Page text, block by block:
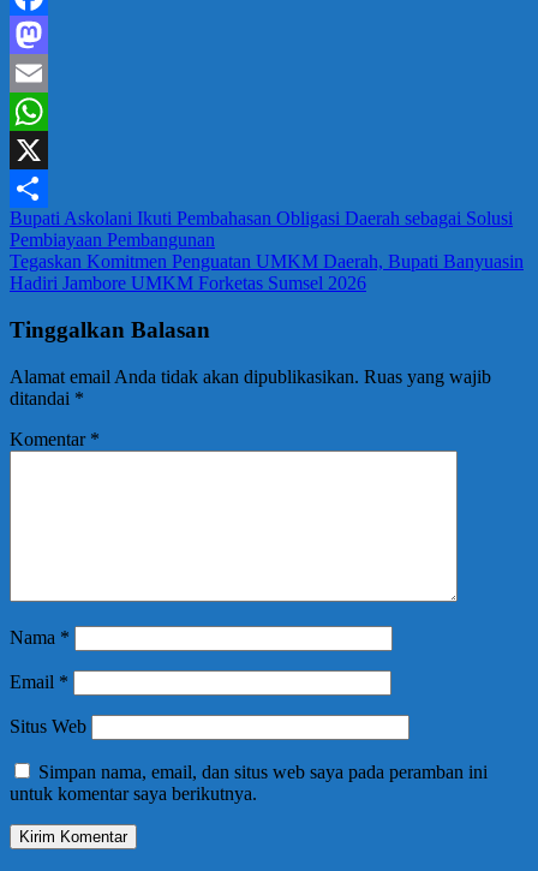
Facebook
Mastodon
Email
WhatsApp
X
Share
Navigasi
pos
Bupati Askolani Ikuti Pembahasan Obligasi Daerah sebagai Solusi
Pembiayaan Pembangunan
Tegaskan Komitmen Penguatan UMKM Daerah, Bupati Banyuasin
Hadiri Jambore UMKM Forketas Sumsel 2026
Tinggalkan Balasan
Alamat email Anda tidak akan dipublikasikan. Ruas yang wajib
ditandai *
Komentar *
Nama *
Email *
Situs Web
Simpan nama, email, dan situs web saya pada peramban ini
untuk komentar saya berikutnya.